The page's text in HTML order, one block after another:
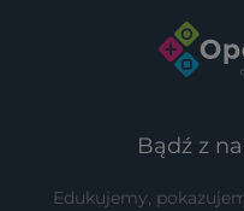
Bądź z
Edukujemy,